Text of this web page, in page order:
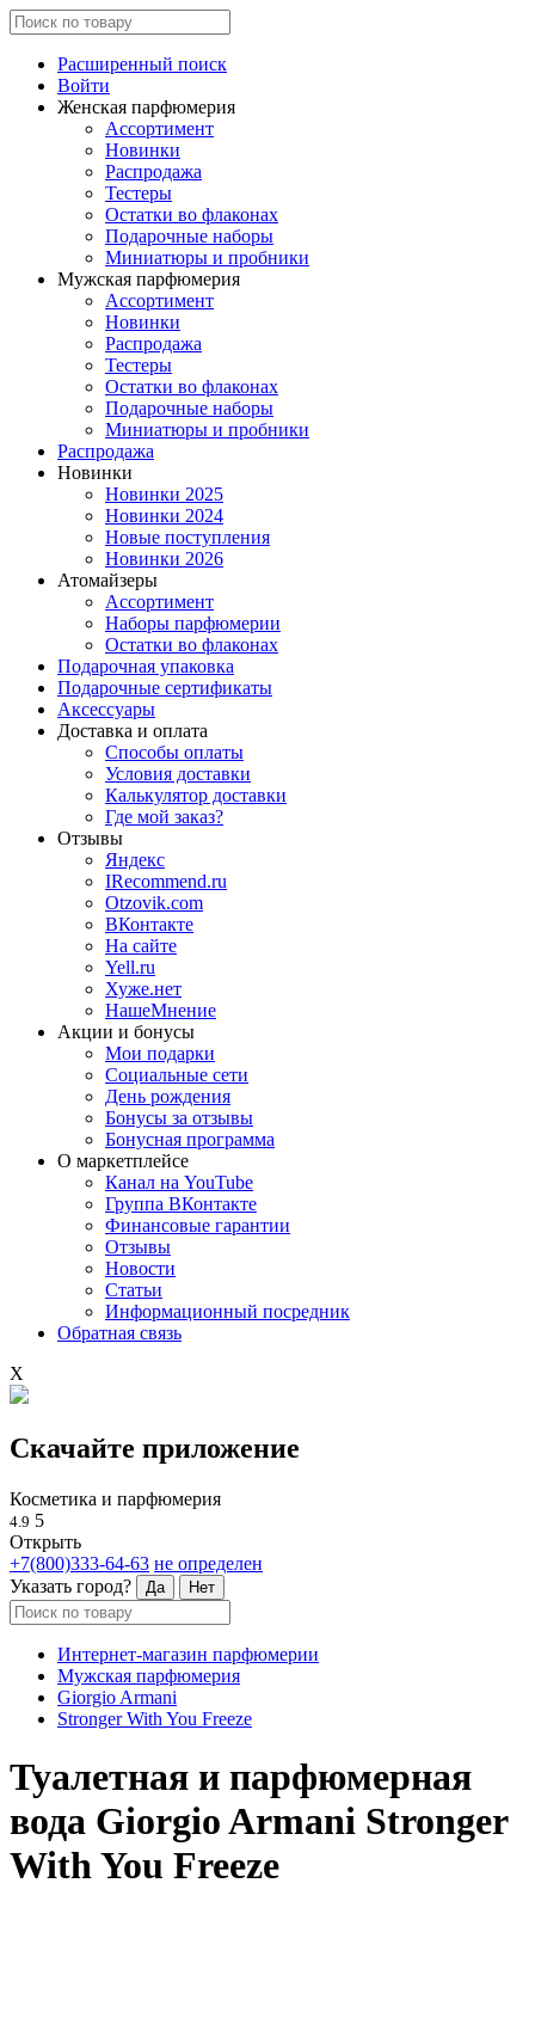
Расширенный поиск
Войти
Женская парфюмерия
Ассортимент
Новинки
Распродажа
Тестеры
Остатки во флаконах
Подарочные наборы
Миниатюры и пробники
Мужская парфюмерия
Ассортимент
Новинки
Распродажа
Тестеры
Остатки во флаконах
Подарочные наборы
Миниатюры и пробники
Распродажа
Новинки
Новинки 2025
Новинки 2024
Новые поступления
Новинки 2026
Атомайзеры
Ассортимент
Наборы парфюмерии
Остатки во флаконах
Подарочная упаковка
Подарочные сертификаты
Аксессуары
Доставка и оплата
Способы оплаты
Условия доставки
Калькулятор доставки
Где мой заказ?
Отзывы
Яндекс
IRecommend.ru
Otzovik.com
ВКонтакте
На сайте
Yell.ru
Хуже.нет
НашеМнение
Акции и бонусы
Мои подарки
Социальные сети
День рождения
Бонусы за отзывы
Бонусная программа
О маркетплейсе
Канал на YouTube
Группа ВКонтакте
Финансовые гарантии
Отзывы
Новости
Статьи
Информационный посредник
Обратная связь
X
Скачайте приложение
Косметика и парфюмерия
4.9 5
Открыть
+7(800)333-64-63 не определен
Указать город?
Да Нет
Интернет-магазин парфюмерии
Мужская парфюмерия
Giorgio Armani
Stronger With You Freeze
Туалетная и парфюмерная
вода Giorgio Armani Stronger
With You Freeze